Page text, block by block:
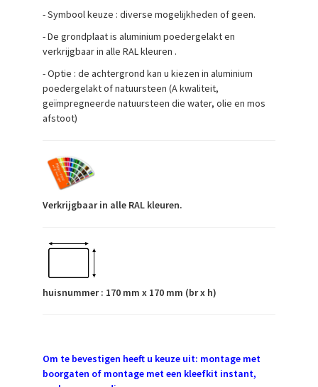
- Symbool keuze : diverse mogelijkheden of geen.
- De grondplaat is aluminium poedergelakt en
verkrijgbaar in alle RAL kleuren .
- Optie : de achtergrond kan u kiezen in aluminium
poedergelakt of natuursteen (A kwaliteit,
geïmpregneerde natuursteen die water, olie en mos
afstoot)
Verkrijgbaar in alle RAL kleuren.
huisnummer : 170 mm x 170 mm (br x h)
Om te bevestigen heeft u keuze uit: montage met
boorgaten of montage met een kleefkit instant,